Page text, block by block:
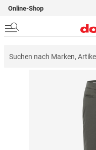
Online-Shop